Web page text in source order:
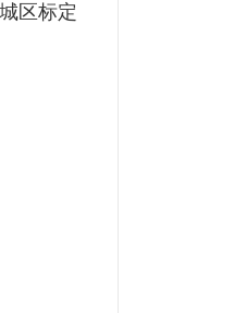
区标定